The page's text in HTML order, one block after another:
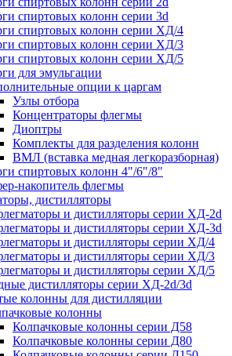
спиртовых колонн серии 3d
спиртовых колонн серии ХД/4
спиртовых колонн серии ХД/3
спиртовых колонн серии ХД/5
для эмульгации
опции к царгам
Узлы отбора
Концентраторы флегмы
Диоптры
Комплекты для разделения колонн
ВМЛ (вставка медная легкоразборная)
спиртовых колонн 4"/6"/8"
накопитель флегмы
дистилляторы
и дистилляторы серии ХД-2d
и дистилляторы серии ХД-3d
и дистилляторы серии ХД/4
и дистилляторы серии ХД/3
и дистилляторы серии ХД/5
дистилляторы серии ХД-2d/3d
колонны для дистилляции
колонны
Колпачковые колонны серии Д58
Колпачковые колонны серии Д80